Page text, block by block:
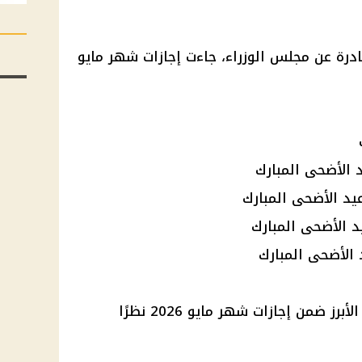
عن مجلس الوزراء، جاءت إجازات شهر مايو
الأضحى المبارك
الأضحى المبارك
الأضحى المبارك
الأضحى المبارك
ضمن إجازات شهر مايو 2026 نظرًا